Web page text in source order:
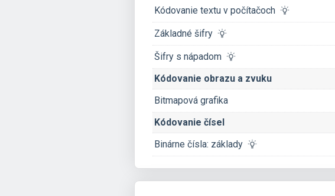
Kódovanie textu v počítačoch
Základné šifry
Šifry s nápadom
Kódovanie obrazu a zvuku
Bitmapová grafika
Kódovanie čísel
Binárne čísla: základy